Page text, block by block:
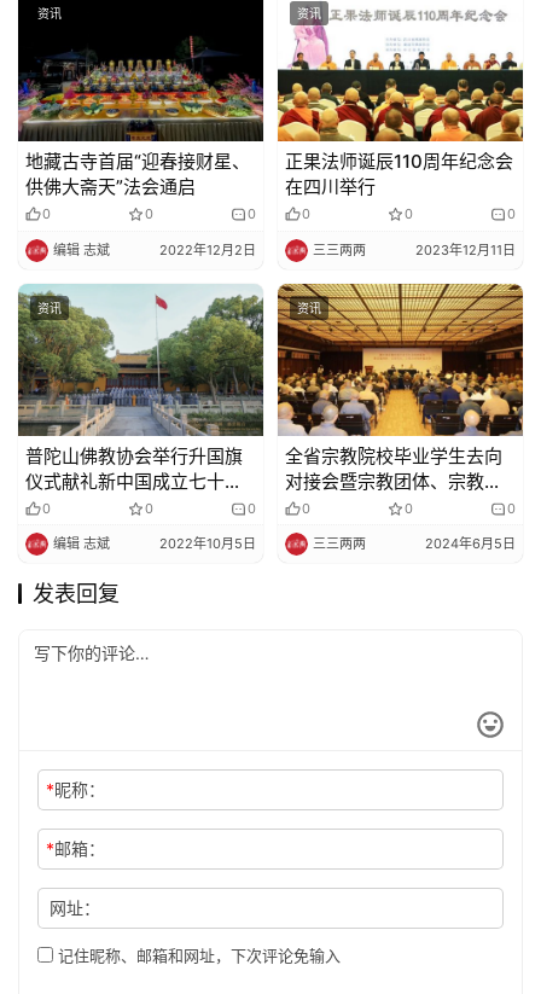
资讯
地藏古寺首届“迎春接财星、
供佛大斋天”法会通启
0 0 0
编辑 志斌 2022年12月2日
资讯
正果法师诞辰110周年纪念会
在四川举行
0 0 0
三三两两 2023年12月11日
资讯
普陀山佛教协会举行升国旗
仪式献礼新中国成立七十三
周年
0 0 0
编辑 志斌 2022年10月5日
资讯
全省宗教院校毕业学生去向
对接会暨宗教团体、宗教院
校、宗教活动场所接洽会在
杭州举行
0 0 0
三三两两 2024年6月5日
发表回复
*昵称：
*邮箱：
网址：
记住昵称、邮箱和网址，下次评论免输入